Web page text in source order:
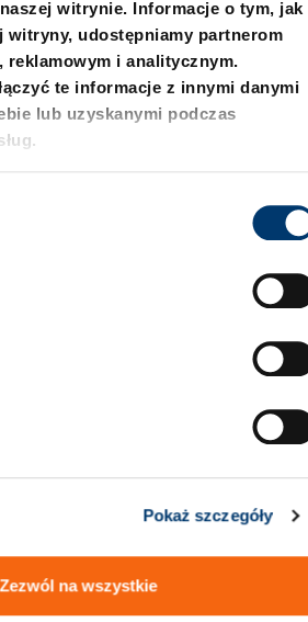
witrynie. Informacje o tym, jak
witryny, udostępniamy partnerom
reklamowym i analitycznym.
te informacje z innymi danymi
lub uzyskanymi podczas
Pokaż szczegóły
Zezwól na wszystkie